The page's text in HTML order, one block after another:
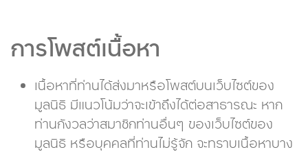
การโพสต์เนื้อหา
เนื้อหาที่ท่านได้ส่งมาหรือโพสต์บนเว็บไซต์ของ
มูลนิธิ มีแนวโน้มว่าจะเข้าถึงได้ต่อสาธารณะ หาก
ท่านกังวลว่าสมาชิกท่านอื่นๆ ของเว็บไซต์ของ
มูลนิธิ หรือบุคคลที่ท่านไม่รู้จัก จะทราบเนื้อหาบาง